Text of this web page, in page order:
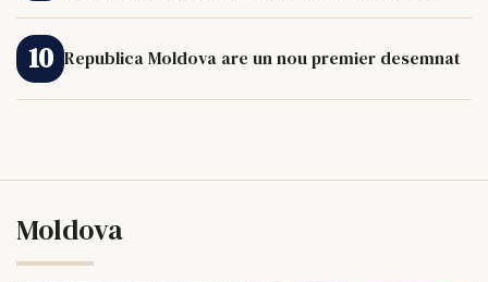
Republica Moldova are un nou premier desemnat
Moldova